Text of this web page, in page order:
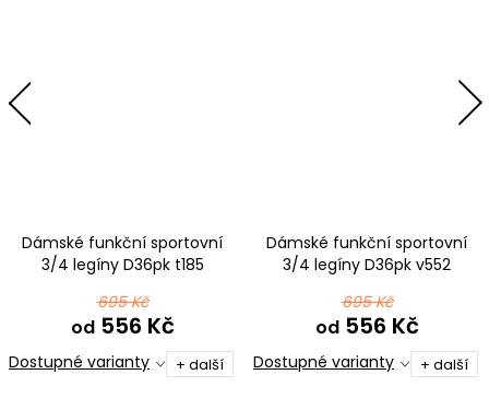
Dámské funkční sportovní
3/4 legíny D36pk t185
695 Kč
od556 Kč
Dostupné varianty + další
Dámské funkční sportovní
3/4 legíny D36pk v552
695 Kč
od556 Kč
Dostupné varianty + další